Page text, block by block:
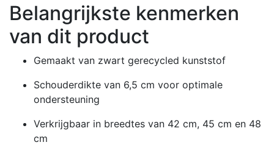
Belangrijkste kenmerken
van dit product
Gemaakt van zwart gerecycled kunststof
Schouderdikte van 6,5 cm voor optimale
ondersteuning
Verkrijgbaar in breedtes van 42 cm, 45 cm en 48
cm